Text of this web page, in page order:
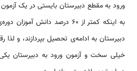
ورود به مقطع دبیرستان بایستی در یک
به اینکه کم­تر از 60 درصد دانش
دبیرستان به ادامه‌ی تحصیل بپردازند، و لذا
خیلی سخت و آزمون ورود به دبیرستان